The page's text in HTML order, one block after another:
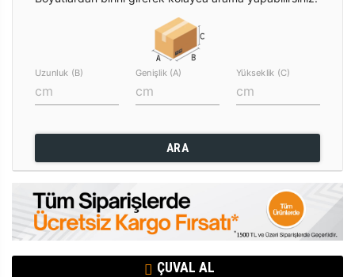
Uzunluk (B) Genişlik (A) Yükseklik (C)
ARA
ÇUVAL AL